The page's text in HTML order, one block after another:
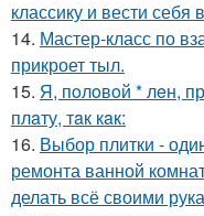
классику и вести себя
14. Мастер-класс по
прикроет тыл.
15. Я, пoлoвoй * лeн,
плaту, тaк кaк:
16. Выбор плитки -
ремонта ванной
делать всё своими